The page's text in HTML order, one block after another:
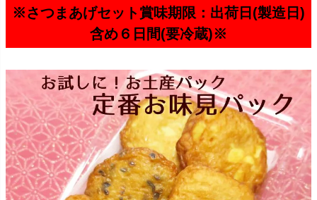
※さつまあげセット賞味期限：出荷日(製造日)
含め６日間(要冷蔵)※